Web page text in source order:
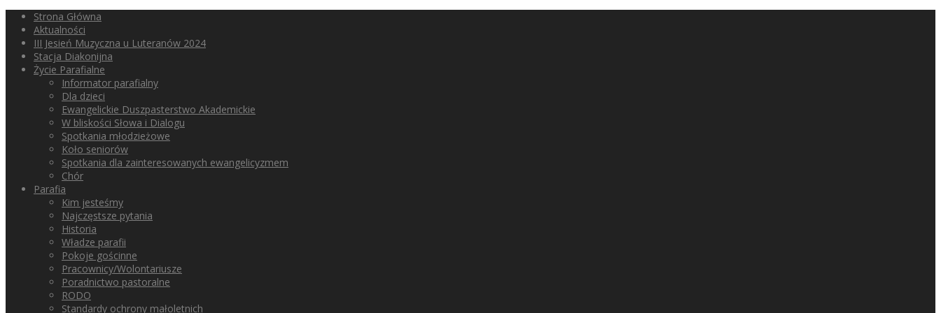
Strona Główna
Aktualności
III Jesień Muzyczna u Luteranów 2024
Stacja Diakonijna
Życie Parafialne
Informator parafialny
Dla dzieci
Ewangelickie Duszpasterstwo Akademickie
W bliskości Słowa i Dialogu
Spotkania młodzieżowe
Koło seniorów
Spotkania dla zainteresowanych ewangelicyzmem
Chór
Parafia
Kim jesteśmy
Najczęstsze pytania
Historia
Władze parafii
Pokoje gościnne
Pracownicy/Wolontariusze
Poradnictwo pastoralne
RODO
Standardy ochrony małoletnich